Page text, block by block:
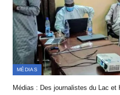
MÉDIAS
Médias : Des journalistes du Lac et